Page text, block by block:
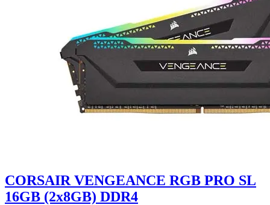
CORSAIR VENGEANCE RGB PRO SL
16GB (2x8GB) DDR4